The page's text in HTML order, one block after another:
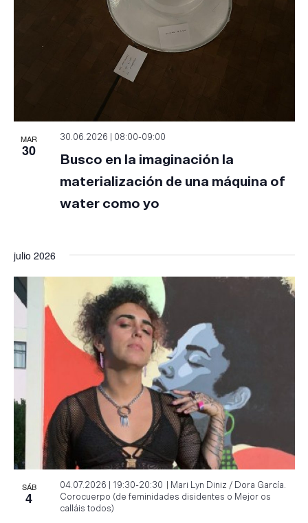
MAR
30
30.06.2026 | 08:00-09:00
Busco en la imaginación la
materialización de una máquina of
water como yo
julio 2026
SÁB
4
04.07.2026 | 19:30-20:30
Mari Lyn Diniz / Dora García.
Corocuerpo (de feminidades disidentes o Mejor os
calláis todos)